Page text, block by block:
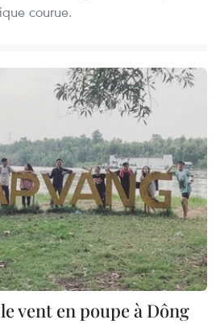
courue.
vent en poupe à Dông